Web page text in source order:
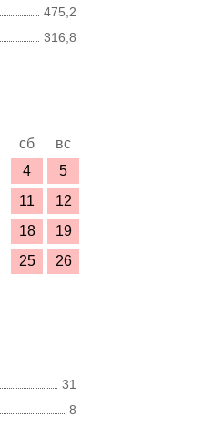
475,2
316,8
сб
вс
4
5
11
12
18
19
25
26
31
8